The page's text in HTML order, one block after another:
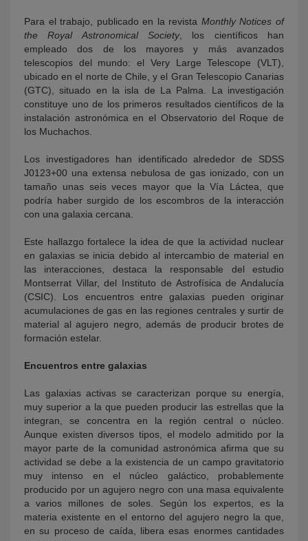
Para el trabajo, publicado en la revista Monthly Notices of
the Royal Astronomical Society, los científicos han
empleado dos de los mayores y más avanzados
telescopios del mundo: el Very Large Telescope (VLT),
ubicado en el norte de Chile, y el Gran Telescopio Canarias
(GTC), situado en la isla de La Palma. La investigación
constituye uno de los primeros resultados científicos de la
instalación astronómica en el Observatorio del Roque de
los Muchachos.
Los investigadores han identificado alrededor de SDSS
J0123+00 una extensa nebulosa de gas ionizado, con un
tamaño unas seis veces mayor que la Vía Láctea, que
podría haber surgido de los escombros de la interacción
con una galaxia cercana.
Este hallazgo fortalece la idea de que la actividad nuclear
en galaxias se inicia debido al intercambio de material en
las interacciones, destaca la responsable del estudio
Montserrat Villar, del Instituto de Astrofísica de Andalucía
(CSIC). Los encuentros entre galaxias pueden originar
acumulaciones de gas en las regiones centrales y surtir de
material al agujero negro, además de producir brotes de
formación estelar.
Encuentros entre galaxias
Las galaxias activas se caracterizan porque su energía,
muy superior a la que pueden producir las estrellas que la
integran, se concentra en la región central o núcleo.
Aunque existen diversos tipos, el modelo admitido por la
mayor parte de la comunidad astronómica afirma que su
actividad se debe a la existencia de un campo gravitatorio
muy intenso en el núcleo galáctico, probablemente
producido por un agujero negro con una masa equivalente
a varios millones de soles. Según los expertos, es la
materia existente en el entorno del agujero negro la que,
en su proceso de caída, libera esas enormes cantidades